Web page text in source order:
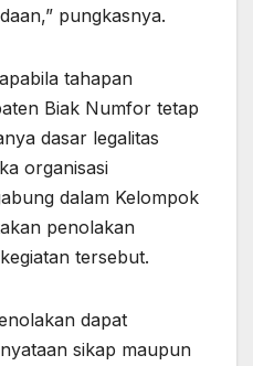
pungkasnya.
tahapan
Biak Numfor tetap
dasar legalitas
organisasi
dalam Kelompok
penolakan
tersebut.
dapat
sikap maupun